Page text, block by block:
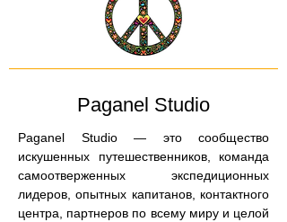
Paganel Studio
Paganel Studio — это сообщество
искушенных путешественников, команда
самоотверженных экспедиционных
лидеров, опытных капитанов, контактного
центра, партнеров по всему миру и целой